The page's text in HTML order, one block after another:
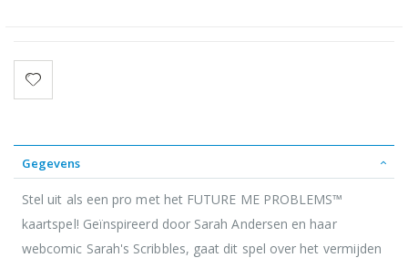
Gegevens
Stel uit als een pro met het FUTURE ME PROBLEMS™
kaartspel! Geïnspireerd door Sarah Andersen en haar
webcomic Sarah's Scribbles, gaat dit spel over het vermijden